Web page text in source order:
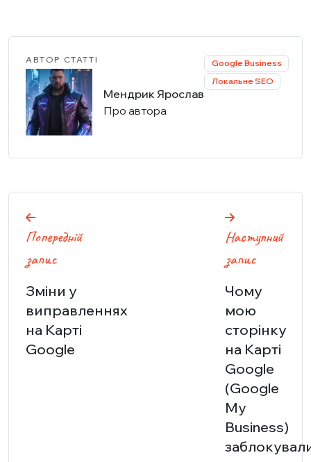
АВТОР СТАТТІ
Мендрик Ярослав
Про автора
Google Business
Локальне SEO
Навігація
записів
Попередній
запис
Зміни у
виправленнях
на Карті
Google
Наступний
запис
Чому
мою
сторінку
на Карті
Google
(Google
My
Business)